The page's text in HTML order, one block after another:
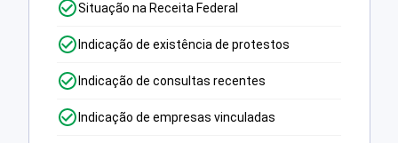
Situação na Receita Federal
Indicação de existência de protestos
Indicação de consultas recentes
Indicação de empresas vinculadas